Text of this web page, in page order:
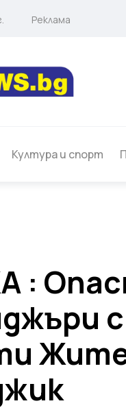
Реклама
Култура и спорт
: